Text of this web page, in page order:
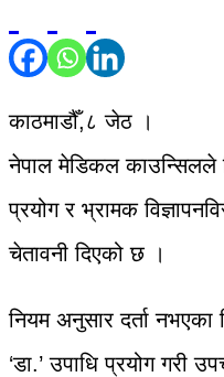
काठमाडौँ,८ जेठ ।
नेपाल मेडिकल काउन्सिलले
प्रयोग र भ्रामक
चेतावनी दिएको छ ।
नियम अनुसार दर्ता
‘डा.’ उपाधि प्रयोग गरी